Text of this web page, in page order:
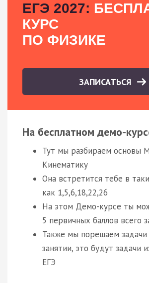
ЕГЭ 2027:
КУРС
ПО ФИЗИКЕ
ЗАПИСАТЬСЯ
На бесплатном демо-
Тут мы разбираем основы
Кинематику
Она встретится тебе в
как 1,5,6,18,22,26
На этом Демо-курсе ты
5 первичных баллов всего
Также мы порешаем
занятии, это будут задачи
ЕГЭ